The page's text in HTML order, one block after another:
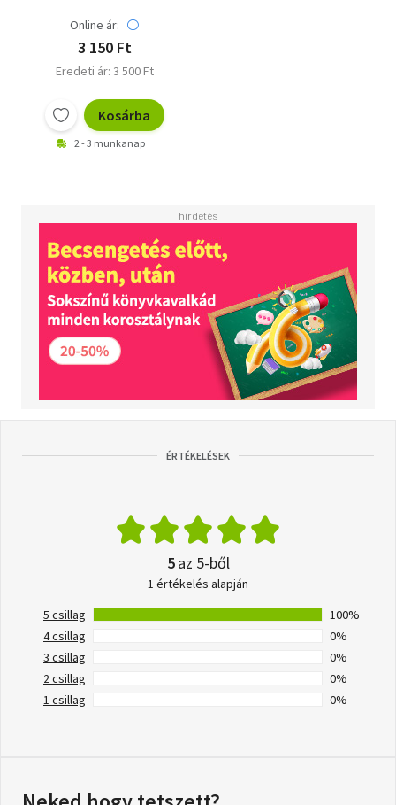
Online ár:
3 150 Ft
Eredeti ár: 3 500 Ft
Kosárba
2 - 3 munkanap
ÉRTÉKELÉSEK
5az 5-ből
1 értékelés alapján
5 csillag
100%
4 csillag
0%
3 csillag
0%
2 csillag
0%
1 csillag
0%